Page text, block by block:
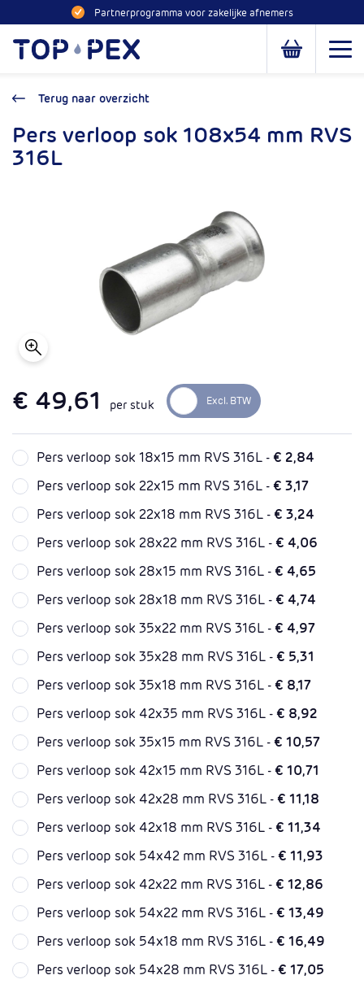
Naar inhoud Partnerprogramma voor zakelijke afnemers
Toppex
Open of
Terug naar overzicht
Pers verloop sok 108x54 mm RVS
316L
€ 49,61 per stuk
Pers verloop sok 18x15 mm RVS 316L -€ 2,84
Pers verloop sok 22x15 mm RVS 316L -€ 3,17
Pers verloop sok 22x18 mm RVS 316L -€ 3,24
Pers verloop sok 28x22 mm RVS 316L -€ 4,06
Pers verloop sok 28x15 mm RVS 316L -€ 4,65
Pers verloop sok 28x18 mm RVS 316L -€ 4,74
Pers verloop sok 35x22 mm RVS 316L -€ 4,97
Pers verloop sok 35x28 mm RVS 316L -€ 5,31
Pers verloop sok 35x18 mm RVS 316L -€ 8,17
Pers verloop sok 42x35 mm RVS 316L -€ 8,92
Pers verloop sok 35x15 mm RVS 316L -€ 10,57
Pers verloop sok 42x15 mm RVS 316L -€ 10,71
Pers verloop sok 42x28 mm RVS 316L -€ 11,18
Pers verloop sok 42x18 mm RVS 316L -€ 11,34
Pers verloop sok 54x42 mm RVS 316L -€ 11,93
Pers verloop sok 42x22 mm RVS 316L -€ 12,86
Pers verloop sok 54x22 mm RVS 316L -€ 13,49
Pers verloop sok 54x18 mm RVS 316L -€ 16,49
Pers verloop sok 54x28 mm RVS 316L -€ 17,05